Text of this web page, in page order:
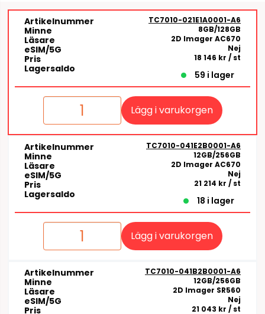
Artikelnummer TC7010-021E1A0001-A6
Minne 8GB/128GB
Läsare 2D Imager AC670
eSIM/5G Nej
Pris 18 146 kr / st
Lagersaldo
59 i lager
Lägg i varukorgen
Artikelnummer TC7010-041E2B0001-A6
Minne 12GB/256GB
Läsare 2D Imager AC670
eSIM/5G Nej
Pris 21 214 kr / st
Lagersaldo
18 i lager
Lägg i varukorgen
Artikelnummer TC7010-041B2B0001-A6
Minne 12GB/256GB
Läsare 2D Imager SR560
eSIM/5G Nej
Pris 21 043 kr / st